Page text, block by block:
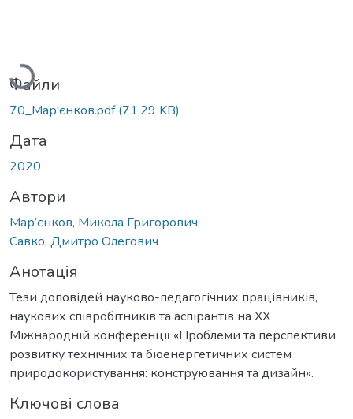
Вантажиться...
Файли
70_Мар'єнков.pdf(71,29 KB)
Дата
2020
Автори
Мар’єнков, Микола Григорович
Савко, Дмитро Олегович
Анотація
Тези доповідей науково-педагогічних працівників,
наукових співробітників та аспірантів на XX
Міжнародній конференції «Проблеми та перспективи
розвитку технічних та біоенергетичних систем
природокористування: конструювання та дизайн».
Ключові слова